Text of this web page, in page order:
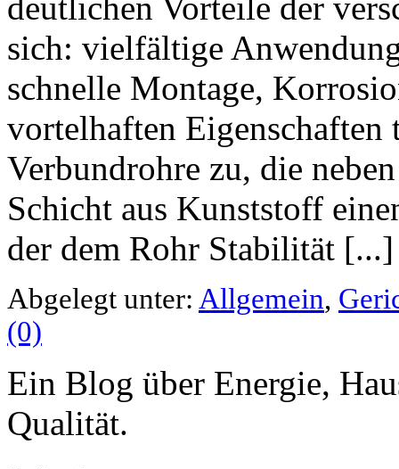
sich: vielfältige
schnelle Montage,
vortelhaften
Verbundrohre zu, die
Schicht aus Kunststoff
der dem Rohr Stabilität [...]
Abgelegt unter: Allgemein,
(0)
Ein Blog über Energie,
Qualität.